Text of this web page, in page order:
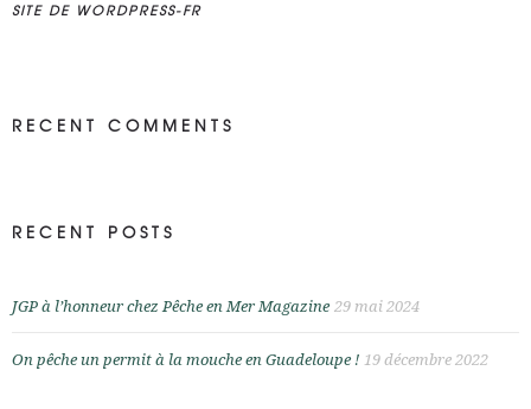
SITE DE WORDPRESS-FR
RECENT COMMENTS
RECENT POSTS
JGP à l’honneur chez Pêche en Mer Magazine 29 mai 2024
On pêche un permit à la mouche en Guadeloupe ! 19 décembre 2022